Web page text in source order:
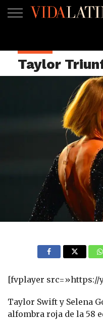
TV
Taylor
[fvplayer src=»https://
Taylor Swift y Selena
alfombra roja de la 58